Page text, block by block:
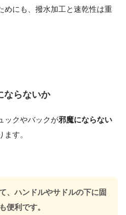
めにも、撥水加工と速乾性は重
ならないか
ックやバックが邪魔にならない
す。
、ハンドルやサドルの下に固
便利です。